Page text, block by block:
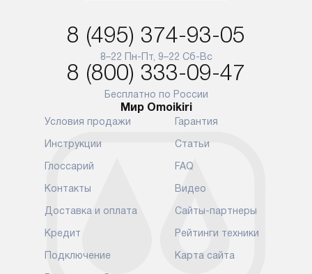
аксессуаров не предусмотрена.
Для доставки в другие регионы
мы используем услуги
транспортной компании.
Уточняйте все условия доставки
у нашего менеджера при
оформлении заказа.
В установленный день наша
к вашей двери или до прихожей.
Если вам необходимо
переместить прибор к месту его
установки, пожалуйста,
8 (495) 374-93-05
8–22 Пн-Пт, 9–22 Сб-Вс
8 (800) 333-09-47
Бесплатно по России
Мир Omoikiri
Условия продажи
Инструкции
Глоссарий
Контакты
Доставка и оплата
Кредит
Подключение
Гарантия
Статьи
FAQ
Видео
Сайты-партнеры
Рейтинги техники
Карта сайта